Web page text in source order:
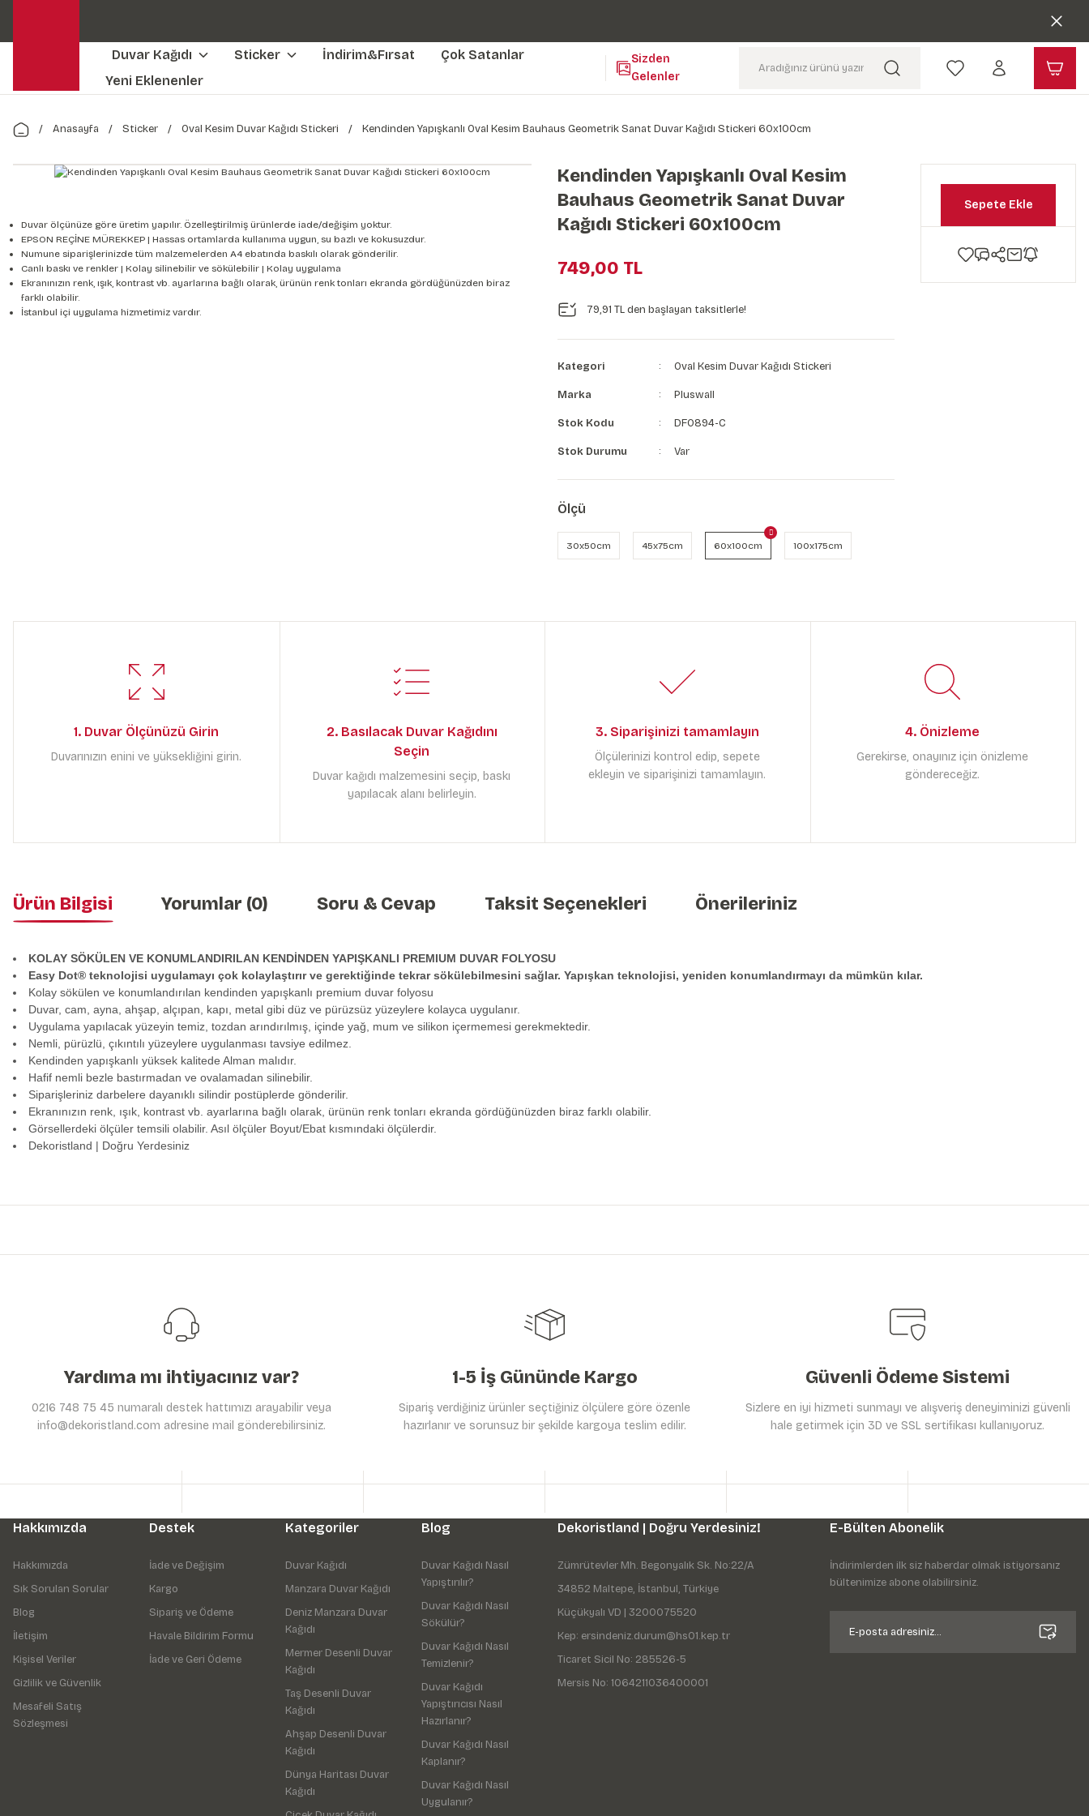
Kendinden Yapışkanlı Kolay Uygulanan Duvar Kağıtları😇
Duvar Kağıdı Sticker İndirim&Fırsat
Çok Satanlar
Yeni Eklenenler
Sizden
Gelenler
Anasayfa Sticker Oval Kesim Duvar Kağıdı Stickeri Kendinden Yapışkanlı Oval Kesim Bauhaus Geometrik Sanat Duvar Kağıdı Stickeri 60x100cm
Duvar ölçünüze göre üretim yapılır. Özelleştirilmiş ürünlerde iade/değişim yoktur.
EPSON REÇİNE MÜREKKEP | Hassas ortamlarda kullanıma uygun, su bazlı ve kokusuzdur.
Numune siparişlerinizde tüm malzemelerden A4 ebatında baskılı olarak gönderilir.
Canlı baskı ve renkler | Kolay silinebilir ve sökülebilir | Kolay uygulama
Ekranınızın renk, ışık, kontrast vb. ayarlarına bağlı olarak, ürünün renk tonları ekranda gördüğünüzden biraz
farklı olabilir.
İstanbul içi uygulama hizmetimiz vardır.
Kendinden Yapışkanlı Oval Kesim
Bauhaus Geometrik Sanat Duvar
Kağıdı Stickeri 60x100cm
749,00 TL
79,91 TL den başlayan taksitlerle!
Kategori Oval Kesim Duvar Kağıdı Stickeri
Marka Pluswall
Stok Kodu DF0894-C
Stok Durumu Var
Ölçü
30x50cm 45x75cm 60x100cm 100x175cm
Sepete Ekle
1. Duvar Ölçünüzü Girin
Duvarınızın enini ve yüksekliğini girin.
2. Basılacak Duvar Kağıdını
Seçin
Duvar kağıdı malzemesini seçip, baskı
yapılacak alanı belirleyin.
3. Siparişinizi tamamlayın
Ölçülerinizi kontrol edip, sepete
ekleyin ve siparişinizi tamamlayın.
4. Önizleme
Gerekirse, onayınız için önizleme
göndereceğiz.
Ürün Bilgisi Yorumlar (0) Soru & Cevap Taksit Seçenekleri Önerileriniz
KOLAY SÖKÜLEN VE KONUMLANDIRILAN KENDİNDEN YAPIŞKANLI PREMIUM DUVAR FOLYOSU
Easy Dot® teknolojisi uygulamayı çok kolaylaştırır ve gerektiğinde tekrar sökülebilmesini sağlar. Yapışkan teknolojisi, yeniden konumlandırmayı da mümkün kılar.
Kolay sökülen ve konumlandırılan kendinden yapışkanlı premium duvar folyosu
Duvar, cam, ayna, ahşap, alçıpan, kapı, metal gibi düz ve pürüzsüz yüzeylere kolayca uygulanır.
Uygulama yapılacak yüzeyin temiz, tozdan arındırılmış, içinde yağ, mum ve silikon içermemesi gerekmektedir.
Nemli, pürüzlü, çıkıntılı yüzeylere uygulanması tavsiye edilmez.
Kendinden yapışkanlı yüksek kalitede Alman malıdır.
Hafif nemli bezle bastırmadan ve ovalamadan silinebilir.
Siparişleriniz darbelere dayanıklı silindir postüplerde gönderilir.
Ekranınızın renk, ışık, kontrast vb. ayarlarına bağlı olarak, ürünün renk tonları ekranda gördüğünüzden biraz farklı olabilir.
Görsellerdeki ölçüler temsili olabilir. Asıl ölçüler Boyut/Ebat kısmındaki ölçülerdir.
Dekoristland | Doğru Yerdesiniz
Bu ürüne benzer farklı alternatifler olmalı.
Gönder
Yardıma mı ihtiyacınız var?
0216 748 75 45 numaralı destek hattımızı arayabilir veya
info@dekoristland.com adresine mail gönderebilirsiniz.
1-5 İş Gününde Kargo
Sipariş verdiğiniz ürünler seçtiğiniz ölçülere göre özenle
hazırlanır ve sorunsuz bir şekilde kargoya teslim edilir.
Güvenli Ödeme Sistemi
Sizlere en iyi hizmeti sunmayı ve alışveriş deneyiminizi güvenli
hale getirmek için 3D ve SSL sertifikası kullanıyoruz.
Hakkımızda
Hakkımızda
Sık Sorulan Sorular
Blog
İletişim
Kişisel Veriler
Gizlilik ve Güvenlik
Mesafeli Satış
Sözleşmesi
Destek
İade ve Değişim
Kargo
Sipariş ve Ödeme
Havale Bildirim Formu
İade ve Geri Ödeme
Kategoriler
Duvar Kağıdı
Manzara Duvar Kağıdı
Deniz Manzara Duvar
Kağıdı
Mermer Desenli Duvar
Kağıdı
Taş Desenli Duvar
Kağıdı
Ahşap Desenli Duvar
Kağıdı
Dünya Haritası Duvar
Kağıdı
Blog
Duvar Kağıdı Nasıl
Yapıştırılır?
Duvar Kağıdı Nasıl
Sökülür?
Duvar Kağıdı Nasıl
Temizlenir?
Duvar Kağıdı
Yapıştırıcısı Nasıl
Hazırlanır?
Duvar Kağıdı Nasıl
Kaplanır?
Duvar Kağıdı Nasıl
Uygulanır?
Dekoristland | Doğru Yerdesiniz!
Zümrütevler Mh. Begonyalık Sk. No:22/A
34852 Maltepe, İstanbul, Türkiye
Küçükyalı VD | 3200075520
Kep: ersindeniz.durum@hs01.kep.tr
Ticaret Sicil No: 285526-5
Mersis No: 1064211036400001
E-Bülten Abonelik
İndirimlerden ilk siz haberdar olmak istiyorsanız
bültenimize abone olabilirsiniz.